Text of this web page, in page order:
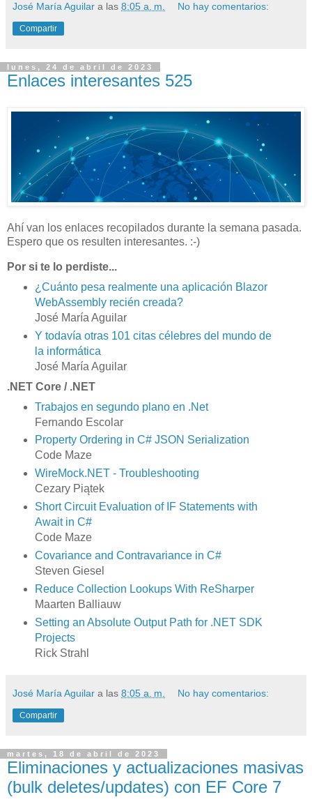
José María Aguilar a las 8:05 a. m. No hay comentarios:
Compartir
lunes, 24 de abril de 2023
Enlaces interesantes 525
Ahí van los enlaces recopilados durante la semana pasada.
Espero que os resulten interesantes. :-)
Por si te lo perdiste...
¿Cuánto pesa realmente una aplicación Blazor
WebAssembly recién creada?
José María Aguilar
Y todavía otras 101 citas célebres del mundo de
la informática
José María Aguilar
.NET Core / .NET
Trabajos en segundo plano en .Net
Fernando Escolar
Property Ordering in C# JSON Serialization
Code Maze
WireMock.NET - Troubleshooting
Cezary Piątek
Short Circuit Evaluation of IF Statements with
Await in C#
Code Maze
Covariance and Contravariance in C#
Steven Giesel
Reduce Collection Lookups With ReSharper
Maarten Balliauw
Setting an Absolute Output Path for .NET SDK
Projects
Rick Strahl
José María Aguilar a las 8:05 a. m. No hay comentarios:
Compartir
martes, 18 de abril de 2023
Eliminaciones y actualizaciones masivas
(bulk deletes/updates) con EF Core 7